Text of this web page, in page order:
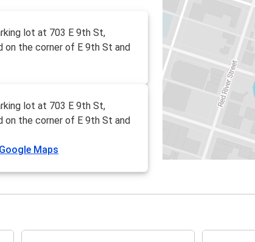
lot at 703 E 9th St,
on the corner of E 9th St and
lot at 703 E 9th St,
on the corner of E 9th St and
Maps